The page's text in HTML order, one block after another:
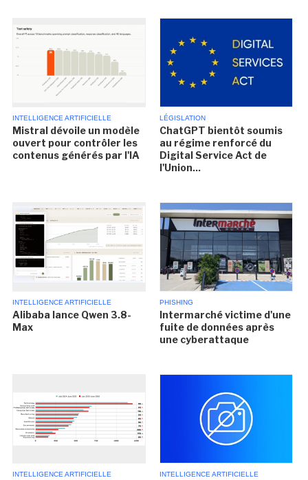
INTELLIGENCE ARTIFICIELLE
Mistral dévoile un modèle
ouvert pour contrôler les
contenus générés par l'IA
LÉGISLATION
ChatGPT bientôt soumis
au régime renforcé du
Digital Service Act de
l'Union...
INTELLIGENCE ARTIFICIELLE
Alibaba lance Qwen 3.8-
Max
PHISHING
Intermarché victime d'une
fuite de données après
une cyberattaque
INTELLIGENCE ARTIFICIELLE INTELLIGENCE ARTIFICIELLE